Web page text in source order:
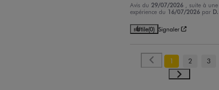
Avis du 29/07/2026
, suite à une
expérience du 16/07/2026 par
Utile(0) Signaler
1 2 3